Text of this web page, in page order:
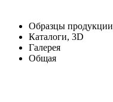
Образцы продукции
Каталоги, 3D
Галерея
Общая